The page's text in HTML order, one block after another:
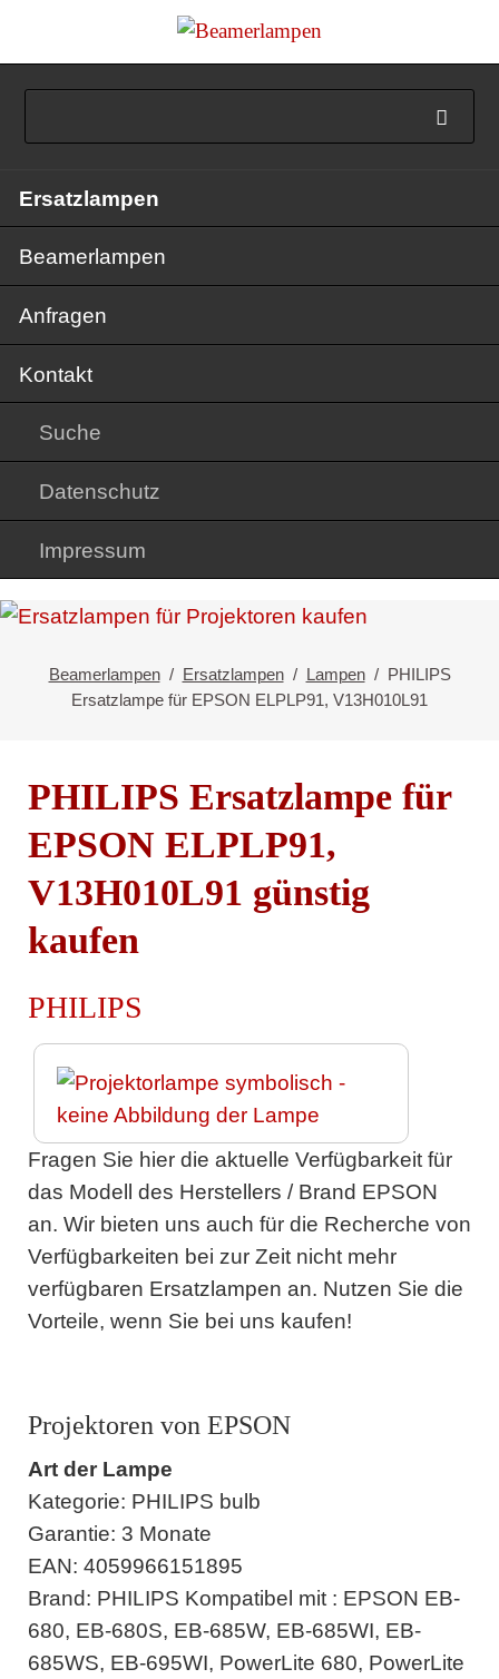
überspringen
Ersatzlampen
Beamerlampen
Anfragen
Kontakt
Suche
Datenschutz
Impressum
Beamerlampen Ersatzlampen Lampen
PHILIPS
Ersatzlampe für EPSON ELPLP91, V13H010L91
PHILIPS Ersatzlampe für
EPSON ELPLP91,
V13H010L91 günstig
kaufen
PHILIPS
Fragen Sie hier die aktuelle Verfügbarkeit für
das Modell des Herstellers / Brand EPSON
an. Wir bieten uns auch für die Recherche von
Verfügbarkeiten bei zur Zeit nicht mehr
verfügbaren Ersatzlampen an. Nutzen Sie die
Vorteile, wenn Sie bei uns kaufen!
Projektoren von EPSON
Art der Lampe
Kategorie: PHILIPS bulb
Garantie: 3 Monate
EAN: 4059966151895
Brand: PHILIPS Kompatibel mit : EPSON EB-
680, EB-680S, EB-685W, EB-685WI, EB-
685WS, EB-695WI, PowerLite 680, PowerLite